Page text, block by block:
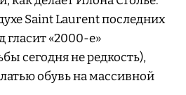
Saint Laurent последних
гласит «2000-е»
сегодня не редкость),
обувь на массивной